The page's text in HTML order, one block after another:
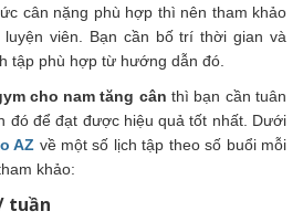
cân nặng phù hợp thì nên tham khảo
viên. Bạn cần bố trí thời gian và
tập phù hợp từ hướng dẫn đó.
cho nam tăng cân thì bạn cần tuân
đó để đạt được hiệu quả tốt nhất. Dưới
AZ về một số lịch tập theo số buổi mỗi
khảo:
tuần